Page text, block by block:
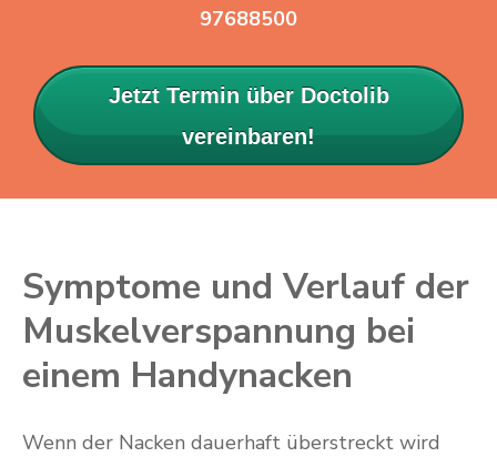
97688500
Jetzt Termin über Doctolib
vereinbaren!
Symptome und Verlauf der
Muskelverspannung bei
einem Handynacken
Wenn der Nacken dauerhaft überstreckt wird